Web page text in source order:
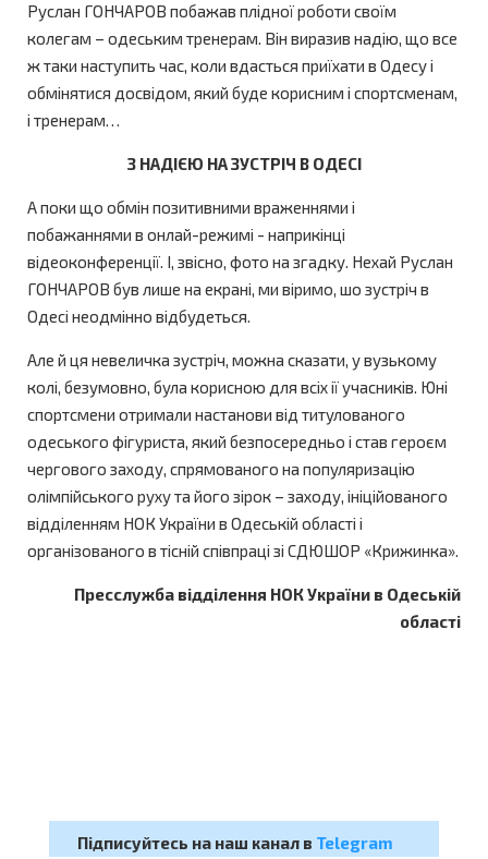
Руслан ГОНЧАРОВ побажав плідної роботи своїм
колегам – одеським тренерам. Він виразив надію, що все
ж таки наступить час, коли вдасться приїхати в Одесу і
обмінятися досвідом, який буде корисним і спортсменам,
і тренерам…
З НАДІЄЮ НА ЗУСТРІЧ В ОДЕСІ
А поки що обмін позитивними враженнями і
побажаннями в онлай-режимі - наприкінці
відеоконференції. І, звісно, фото на згадку. Нехай Руслан
ГОНЧАРОВ був лише на екрані, ми віримо, шо зустріч в
Одесі неодмінно відбудеться.
Але й ця невеличка зустріч, можна сказати, у вузькому
колі, безумовно, була корисною для всіх ії учасників. Юні
спортсмени отримали настанови від титулованого
одеського фігуриста, який безпосередньо і став героєм
чергового заходу, спрямованого на популяризацію
олімпійського руху та його зірок – заходу, ініційованого
відділенням НОК України в Одеській області і
організованого в тісній співпраці зі СДЮШОР «Крижинка».
Пресслужба відділення НОК України в Одеській
області
Підписуйтесь на наш канал в Telegram